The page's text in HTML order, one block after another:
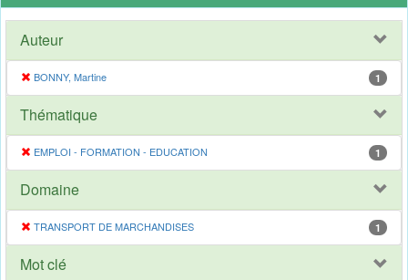
Auteur
BONNY, Martine 1
Thématique
EMPLOI - FORMATION - EDUCATION 1
Domaine
TRANSPORT DE MARCHANDISES 1
Mot clé